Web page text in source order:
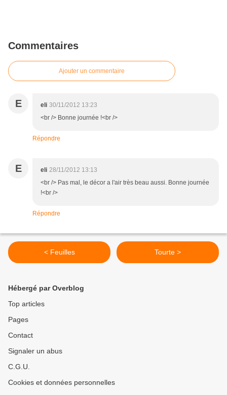
Commentaires
Ajouter un commentaire
E eli 30/11/2012 13:23
<br /> Bonne journée !<br />
Répondre
E eli 28/11/2012 13:13
<br /> Pas mal, le décor a l'air très beau aussi. Bonne journée
!<br />
Répondre
< Feuilles Tourte >
Hébergé par Overblog
Top articles
Pages
Contact
Signaler un abus
C.G.U.
Cookies et données personnelles